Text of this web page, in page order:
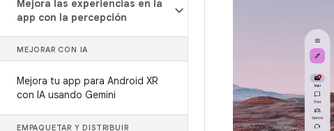
Mejora las experiencias en la
app con la percepción
MEJORAR CON IA
Mejora tu app para Android XR
con IA usando Gemini
EMPAQUETAR Y DISTRIBUIR